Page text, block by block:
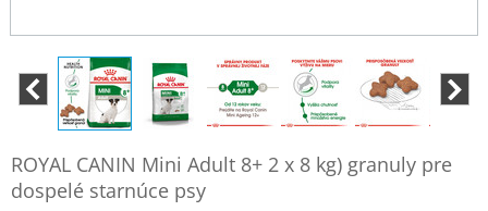
ROYAL CANIN Mini Adult 8+ 2 x 8 kg) granuly pre
dospelé starnúce psy